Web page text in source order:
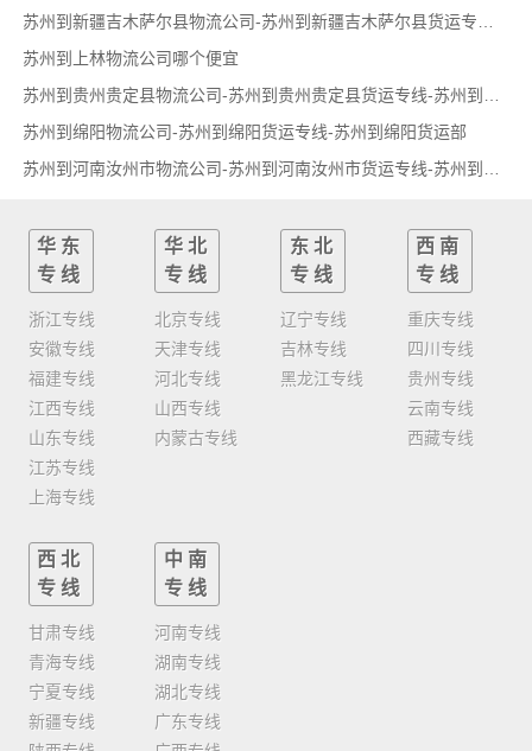
苏州到上林物流公司哪个便宜
苏州到绵阳物流公司-苏州到绵阳货运专线-苏州到绵阳货运部
华东
专线
浙江专线
安徽专线
福建专线
江西专线
山东专线
江苏专线
上海专线
华北
专线
北京专线
天津专线
河北专线
山西专线
内蒙古专线
东北
专线
辽宁专线
吉林专线
黑龙江专线
西南
专线
重庆专线
四川专线
贵州专线
云南专线
西藏专线
西北
专线
甘肃专线
青海专线
宁夏专线
新疆专线
中南
专线
河南专线
湖南专线
湖北专线
广东专线